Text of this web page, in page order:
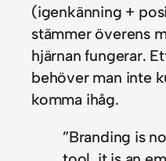
(igenkänning +
stämmer överens
hjärnan fungerar.
behöver man inte
komma ihåg.
”Branding is